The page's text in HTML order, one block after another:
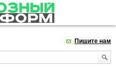
Пишите нам